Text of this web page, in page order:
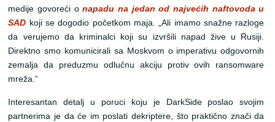
medije govoreći onapadu na jedan od najvećih naftovoda u
SAD koji se dogodio početkom maja. „Ali imamo snažne razloge
da verujemo da kriminalci koji su izvršili napad žive u Rusiji.
Direktno smo komunicirali sa Moskvom o imperativu odgovornih
zemalja da preduzmu odlučnu akciju protiv ovih ransomware
mreža.“
Interesantan detalj u poruci koju je DarkSide poslao svojim
partnerima je da će im poslati dekriptere, što praktično znači da